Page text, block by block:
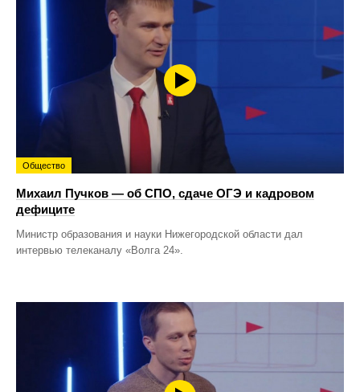
Общество
Михаил Пучков — об СПО, сдаче ОГЭ и кадровом
дефиците
Министр образования и науки Нижегородской области дал
интервью телеканалу «Волга 24».